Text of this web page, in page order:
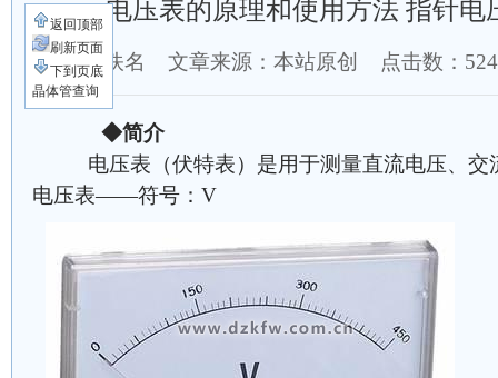
电压表的原理和使用方法 指针电
作者：佚名 文章来源：本站原创 点击数：
◆简介
电压表（伏特表）是用于测量直流电压、交
电压表——符号：V
返回顶部
刷新页面
下到页底
晶体管查询